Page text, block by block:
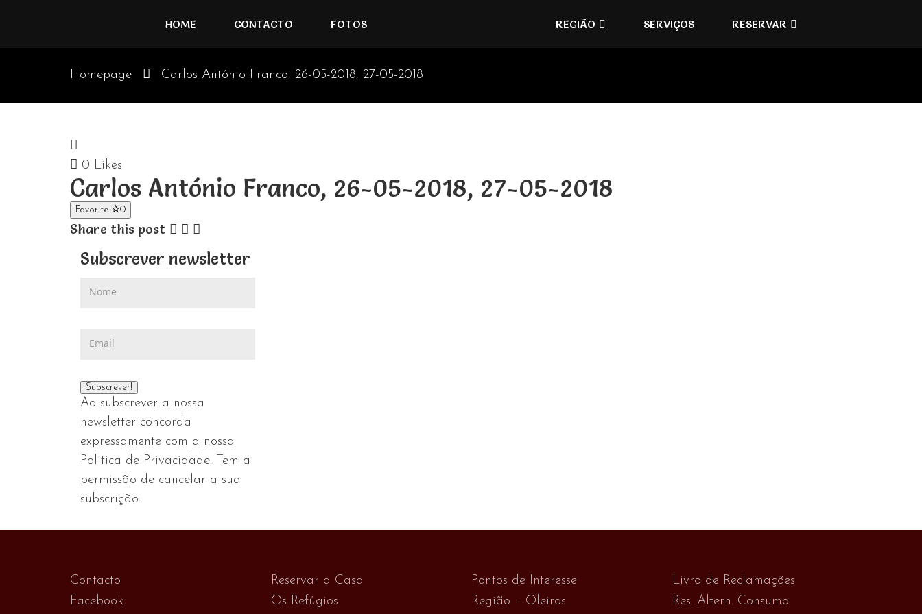
HOME CONTACTO FOTOS REGIÃO SERVIÇOS RESERVAR
Homepage Carlos António Franco, 26-05-2018, 27-05-2018
0 Likes
Carlos António Franco, 26-05-2018, 27-05-2018
Favorite 0
Share this post
Subscrever newsletter
Ao subscrever a nossa
newsletter concorda
expressamente com a nossa
Política de Privacidade. Tem a
permissão de cancelar a sua
subscrição.
Contacto
Facebook
Reservar a Casa
Os Refúgios
Pontos de Interesse
Região – Oleiros
Livro de Reclamações
Res. Altern. Consumo